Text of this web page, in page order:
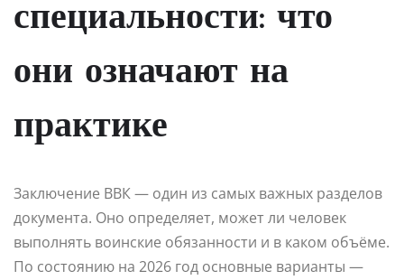
специальности: что
они означают на
практике
Заключение ВВК — один из самых важных разделов
документа. Оно определяет, может ли человек
выполнять воинские обязанности и в каком объёме.
По состоянию на 2026 год основные варианты —